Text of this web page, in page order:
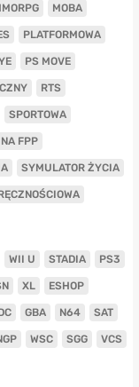
MOBA
PLATFORMOWA
PS MOVE
RTS
SPORTOWA
FPP
SYMULATOR ŻYCIA
WII U STADIA PS3
XL ESHOP
GBA N64 SAT
WSC SGG VCS